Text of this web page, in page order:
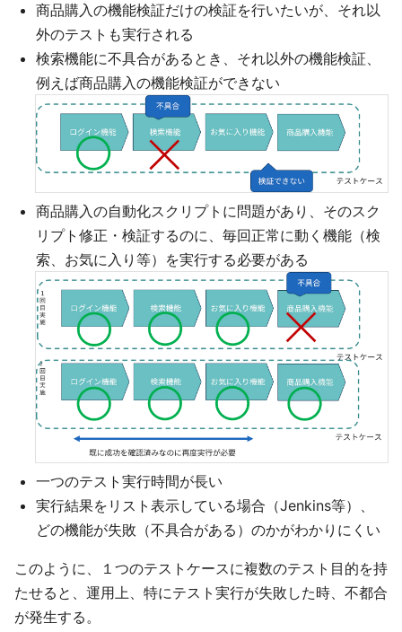
商品購入の機能検証だけの検証を行いたいが、それ以
外のテストも実行される
検索機能に不具合があるとき、それ以外の機能検証、
例えば商品購入の機能検証ができない
商品購入の自動化スクリプトに問題があり、そのスク
リプト修正・検証するのに、毎回正常に動く機能（検
索、お気に入り等）を実行する必要がある
一つのテスト実行時間が長い
実行結果をリスト表示している場合（Jenkins等）、
どの機能が失敗（不具合がある）のかがわかりにくい
このように、１つのテストケースに複数のテスト目的を持
たせると、運用上、特にテスト実行が失敗した時、不都合
が発生する。